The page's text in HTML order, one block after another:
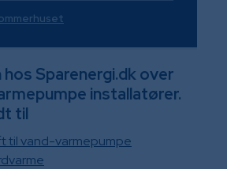
hos Sparenergi.dk over
installatører.
til
til vand-varmepumpe